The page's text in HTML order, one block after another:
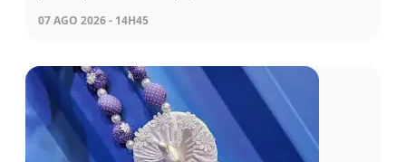
07 AGO 2026 - 14H45